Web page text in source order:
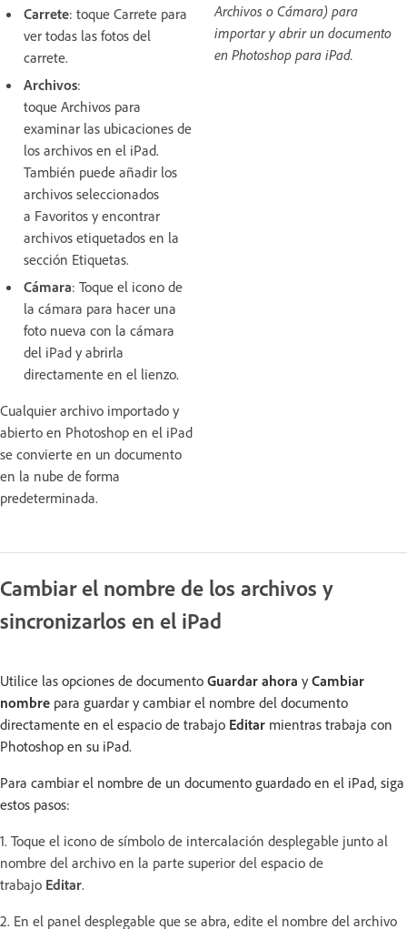
Archivos o Cámara) para
importar y abrir un documento
en Photoshop para iPad.
Carrete: toque Carrete para
ver todas las fotos del
carrete.
Archivos:
toque Archivos para
examinar las ubicaciones de
los archivos en el iPad.
También puede añadir los
archivos seleccionados
a Favoritos y encontrar
archivos etiquetados en la
sección Etiquetas.
Cámara: Toque el icono de
la cámara para hacer una
foto nueva con la cámara
del iPad y abrirla
directamente en el lienzo.
Cualquier archivo importado y
abierto en Photoshop en el iPad
se convierte en un documento
en la nube de forma
predeterminada.
Cambiar el nombre de los archivos y
sincronizarlos en el iPad
Utilice las opciones de documento Guardar ahora y Cambiar
nombre para guardar y cambiar el nombre del documento
directamente en el espacio de trabajo Editar mientras trabaja con
Photoshop en su iPad.
Para cambiar el nombre de un documento guardado en el iPad, siga
estos pasos:
1. Toque el icono de símbolo de intercalación desplegable junto al
nombre del archivo en la parte superior del espacio de
trabajo Editar.
2. En el panel desplegable que se abra, edite el nombre del archivo